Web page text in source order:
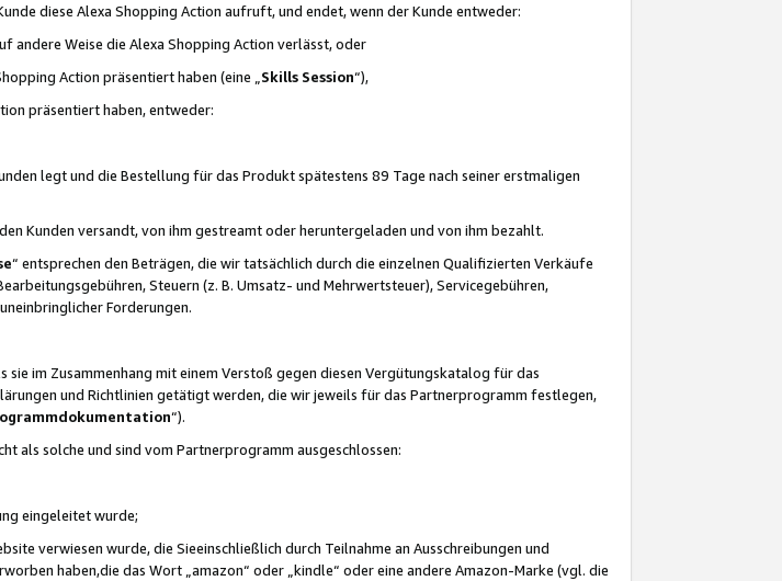
diese Alexa Shopping Action aufruft, und endet, wenn der Kunde entweder:
Weise die Alexa Shopping Action verlässt, oder
Action präsentiert haben (eine „ Skills Session“),
präsentiert haben, entweder:
legt und die Bestellung für das Produkt spätestens 89 Tage nach seiner erstmaligen
Kunden versandt, von ihm gestreamt oder heruntergeladen und von ihm bezahlt.
“ entsprechen den Beträgen, die wir tatsächlich durch die einzelnen Qualifizierten Verkäufe
Steuern (z. B. Umsatz- und Mehrwertsteuer), Servicegebühren,
Forderungen.
im Zusammenhang mit einem Verstoß gegen diesen Vergütungskatalog für das
und Richtlinien getätigt werden, die wir jeweils für das Partnerprogramm festlegen,
“).
als solche und sind vom Partnerprogramm ausgeschlossen:
eingeleitet wurde;
verwiesen wurde, die Sieeinschließlich durch Teilnahme an Ausschreibungen und
haben,die das Wort „amazon“ oder „kindle“ oder eine andere Amazon-Marke (vgl. die